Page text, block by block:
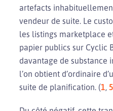
artefacts
vendeur de suite. Le
les listings marketplace
papier publics sur Cyclic
davantage de substance
l’on obtient d’ordinaire
suite de planification. (1, 5